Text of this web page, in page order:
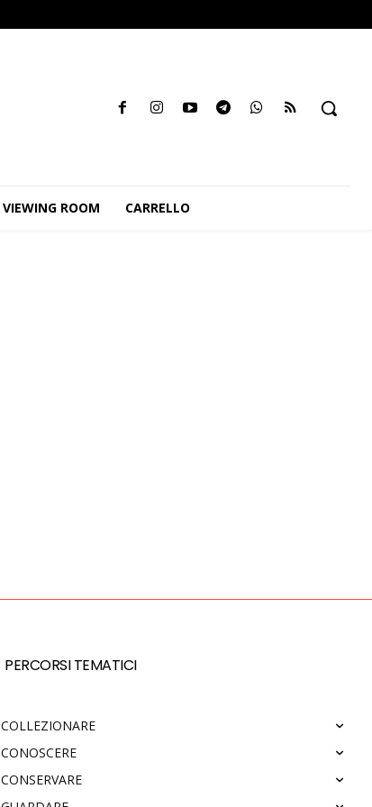
VIEWING ROOM CARRELLO
PERCORSI TEMATICI
COLLEZIONARE
CONOSCERE
CONSERVARE